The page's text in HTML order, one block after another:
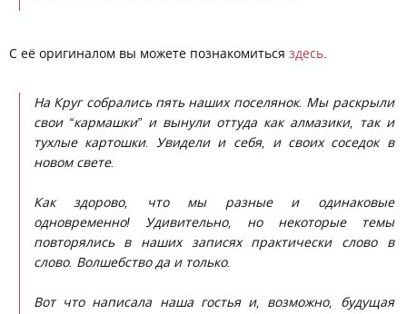
С её оригиналом вы можете познакомиться здесь
На Круг собрались пять наших поселянок. Мы раскрыли
свои “кармашки” и вынули оттуда как алмазики, так и
тухлые картошки. Увидели и себя, и своих соседок в
новом свете.
Как здорово, что мы разные и одинаковые
одновременно! Удивительно, но некоторые темы
повторялись в наших записях практически слово в
слово. Волшебство да и только.
Вот что написала наша гостья и, возможно, будущая